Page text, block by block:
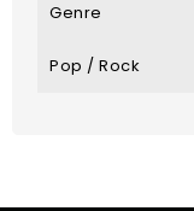
Genre
Pop / Rock